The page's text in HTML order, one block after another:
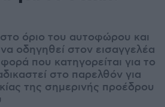
όριο του αυτοφώρου και
οδηγηθεί στον εισαγγελέα
που κατηγορείται για το
στο παρελθόν για
της σημερινής προέδρου